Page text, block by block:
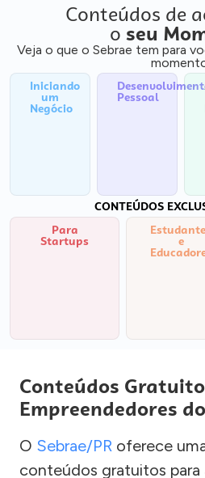
Conteúdos de
o seu
Veja o que o Sebrae tem para
Iniciando
um
Negócio
Pessoal
CONTEÚDOS
Para
Startups e
Conteúdos
Empreendedores
O Sebrae/PR oferece
conteúdos gratuitos para